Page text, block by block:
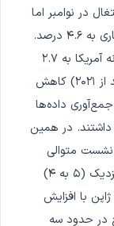
در نوامبر اما
بازنگری منفی شدید آمار اکتبر و صعود نرخ بیکاری به ۴.۶ درصد.
داده‌های تورمی نیز غافلگیرکننده بود؛ CPI سالانه آمریکا به ۲.۷
درصد و تورم هسته به ۲.۶ درصد (کندترین رشد از ۲۰۲۱) کاهش
داده‌ها
در همین
نشست متوالی
ثابت نگه داشت، بانک انگلستان با رأی بسیار نزدیک (۵ به ۴)
ژاپن با افزایش
سطح در حدود سه